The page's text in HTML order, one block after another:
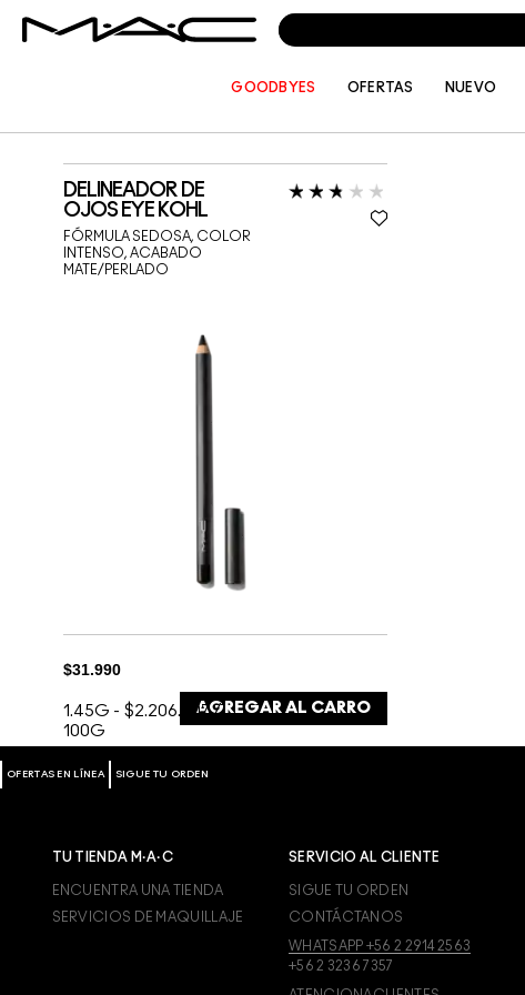
GOODBYES OFERTAS NUEVO
DELINEADOR DE
OJOS EYE KOHL
FÓRMULA SEDOSA, COLOR
INTENSO, ACABADO
MATE/PERLADO
$31.990
1.45G - $2.206.207 /
100G
AGREGAR AL CARRO
OFERTAS EN LÍNEA SIGUE TU ORDEN
TU TIENDA M·A·C
ENCUENTRA UNA TIENDA
SERVICIOS DE MAQUILLAJE
SERVICIO AL CLIENTE
SIGUE TU ORDEN
CONTÁCTANOS
WHATSAPP +56 2 2914 2563
+56 2 3236 7357